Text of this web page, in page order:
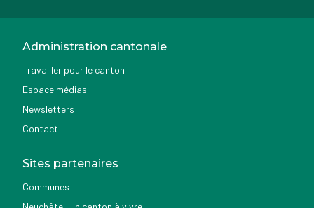
Administration cantonale
Travailler pour le canton
Espace médias
Newsletters
Contact
Sites partenaires
Communes